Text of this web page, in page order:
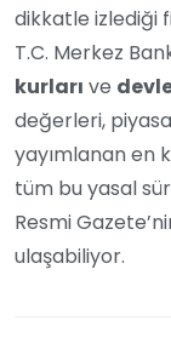
dikkatle izlediği
T.C. Merkez
kurları ve
değerleri,
yayımlanan en
tüm bu yasal
Resmi
ulaşabiliyor.